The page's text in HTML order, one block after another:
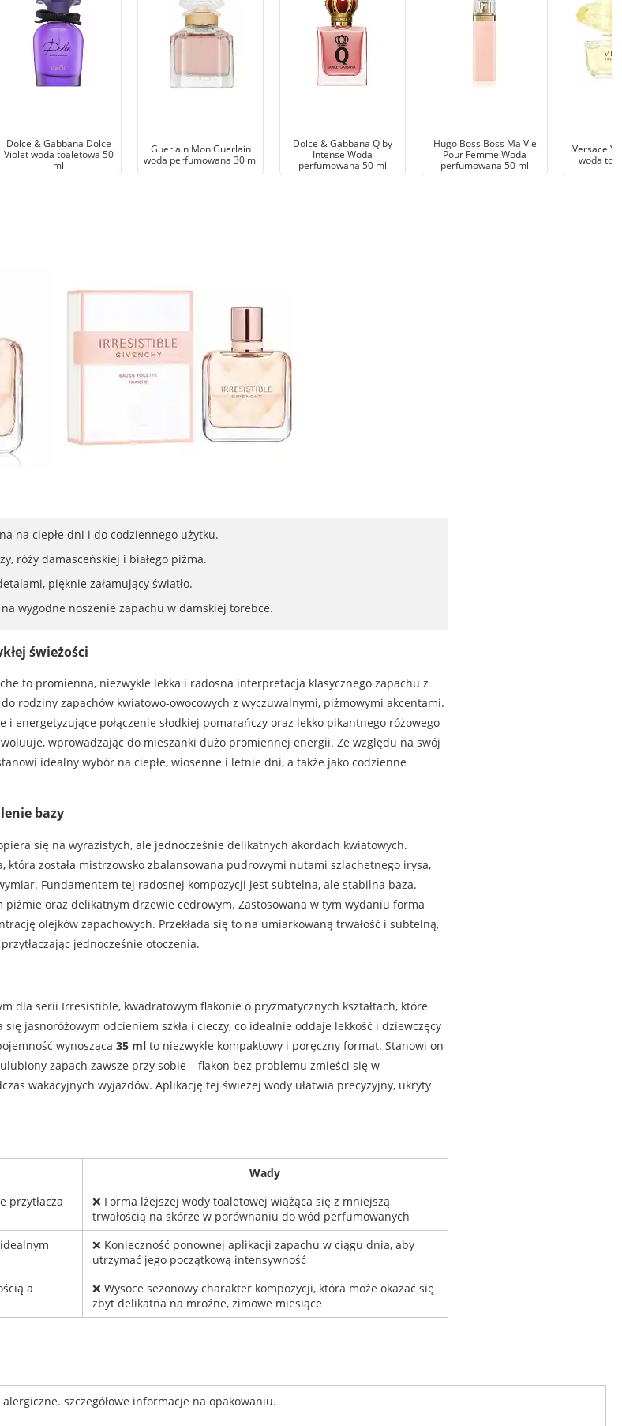
Dolce & Gabbana Dolce
Violet woda toaletowa 50
ml
Guerlain Mon Guerlain
woda perfumowana 30 ml
Dolce & Gabbana Q by
Intense Woda
perfumowana 50 ml
Hugo Boss Boss Ma Vie
Pour Femme Woda
perfumowana 50 ml
Versace
woda
na ciepłe dni i do codziennego użytku.
róży damasceńskiej i białego piżma.
pięknie załamujący światło.
wygodne noszenie zapachu w damskiej torebce.
świeżości
to promienna, niezwykle lekka i radosna interpretacja klasycznego zapachu z
rodziny zapachów kwiatowo-owocowych z wyczuwalnymi, piżmowymi akcentami.
energetyzujące połączenie słodkiej pomarańczy oraz lekko pikantnego różowego
wprowadzając do mieszanki dużo promiennej energii. Ze względu na swój
idealny wybór na ciepłe, wiosenne i letnie dni, a także jako codzienne
bazy
się na wyrazistych, ale jednocześnie delikatnych akordach kwiatowych.
która została mistrzowsko zbalansowana pudrowymi nutami szlachetnego irysa,
Fundamentem tej radosnej kompozycji jest subtelna, ale stabilna baza.
piżmie oraz delikatnym drzewie cedrowym. Zastosowana w tym wydaniu forma
olejków zapachowych. Przekłada się to na umiarkowaną trwałość i subtelną,
jednocześnie otoczenia.
dla serii Irresistible, kwadratowym flakonie o pryzmatycznych kształtach, które
jasnoróżowym odcieniem szkła i cieczy, co idealnie oddaje lekkość i dziewczęcy
wynosząca 35 mlto niezwykle kompaktowy i poręczny format. Stanowi on
zapach zawsze przy sobie – flakon bez problemu zmieści się w
wakacyjnych wyjazdów. Aplikację tej świeżej wody ułatwia precyzyjny, ukryty
Wady
przytłacza
❌ Forma lżejszej wody toaletowej wiążąca się z mniejszą
trwałością na skórze w porównaniu do wód perfumowanych
❌ Konieczność ponownej aplikacji zapachu w ciągu dnia, aby
utrzymać jego początkową intensywność
a
❌ Wysoce sezonowy charakter kompozycji, która może okazać się
zbyt delikatna na mroźne, zimowe miesiące
szczegółowe informacje na opakowaniu.